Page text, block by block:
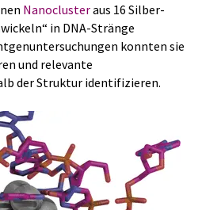
Nanoclusteraus 16 Silber-
in DNA-Stränge
konnten sie
und relevante
der Struktur identifizieren.